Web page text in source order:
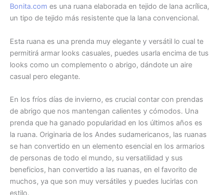
Bonita.com es una ruana elaborada en tejido de lana acrílica,
un tipo de tejido más resistente que la lana convencional.
Esta ruana es una prenda muy elegante y versátil lo cual te
permitirá armar looks casuales, puedes usarla encima de tus
looks como un complemento o abrigo, dándote un aire
casual pero elegante.
En los fríos días de invierno, es crucial contar con prendas
de abrigo que nos mantengan calientes y cómodos. Una
prenda que ha ganado popularidad en los últimos años es
la ruana. Originaria de los Andes sudamericanos, las ruanas
se han convertido en un elemento esencial en los armarios
de personas de todo el mundo, su versatilidad y sus
beneficios, han convertido a las ruanas, en el favorito de
muchos, ya que son muy versátiles y puedes lucirlas con
estilo.